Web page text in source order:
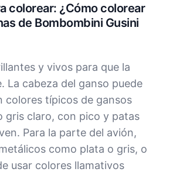
colorear: ¿Cómo colorear
de Bombombini Gusini
y vivos para que la
La cabeza del ganso puede
colores típicos de gansos
gris claro, con pico y patas
Para la parte del avión,
como plata o gris, o
usar colores llamativos